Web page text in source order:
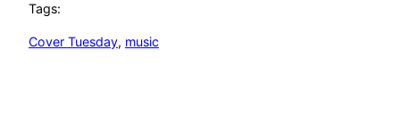
Tags:
Cover Tuesday, music